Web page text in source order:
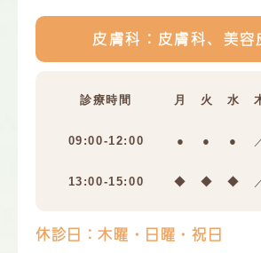
皮膚科：皮膚科、美容
診療時間 月 火 水
09:00-12:00 ● ● ●
13:00-15:00 ◆ ◆ ◆
休診日：木曜・日曜・祝日